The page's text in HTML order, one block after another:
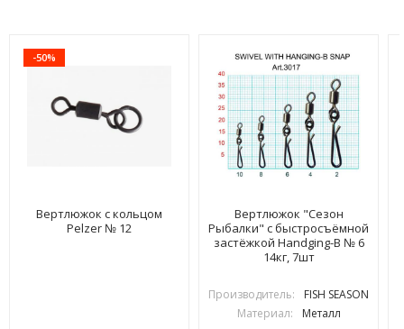
-50%
Вертлюжок с кольцом
Pelzer № 12
Вертлюжок "Сезон
Рыбалки" с быстросъёмной
застёжкой Handging-B № 6
14кг, 7шт
Производитель:
FISH SEASON
Материал:
Металл